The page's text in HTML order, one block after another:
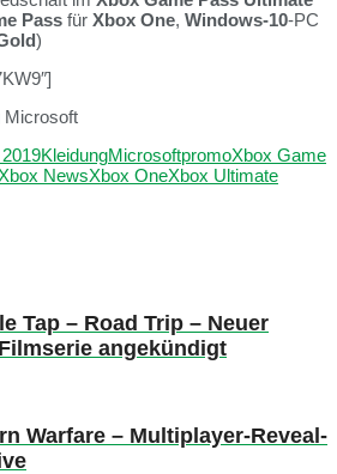
Pass für Xbox One, Windows-10-PC
)
Microsoft
KleidungMicrosoftpromoXbox Game
NewsXbox OneXbox Ultimate
Tap – Road Trip – Neuer
angekündigt
Warfare – Multiplayer-Reveal-